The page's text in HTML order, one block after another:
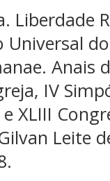
Liberdade
Universal
Anais
IV
XLIII
Leite